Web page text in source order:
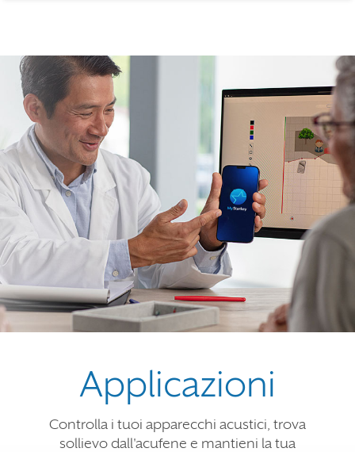
Applicazioni
Controlla i tuoi apparecchi acustici, trova
sollievo dall'acufene e mantieni la tua